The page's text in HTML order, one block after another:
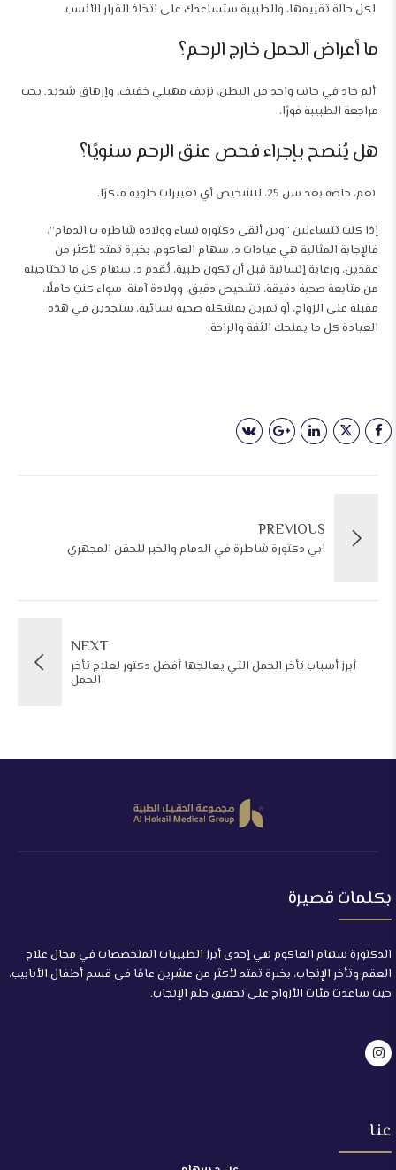
لكل حالة تقييمها، والطبيبة ستساعدك على اتخاذ القرار الأنسب.
ما أعراض الحمل خارج الرحم؟
ألم حاد في جانب واحد من البطن، نزيف مهبلي خفيف، وإرهاق شديد. يجب
مراجعة الطبيبة فورًا.
هل يُنصح بإجراء فحص عنق الرحم سنويًا؟
نعم، خاصة بعد سن 25، لتشخيص أي تغييرات خلوية مبكرًا.
إذا كنتِ تتساءلين “وين ألقى دكتوره نساء وولاده شاطره ب الدمام”،
فالإجابة المثالية هي عيادات د. سهام العاكوم، بخبرة تمتد لأكثر من
عقدين، ورعاية إنسانية قبل أن تكون طبية، تُقدم د. سهام كل ما تحتاجينه
من متابعة صحية دقيقة، تشخيص دقيق، وولادة آمنة. سواء كنتِ حاملًا،
مقبلة على الزواج، أو تمرين بمشكلة صحية نسائية، ستجدين في هذه
العيادة كل ما يمنحك الثقة والراحة.
PREVIOUS
ابي دكتورة شاطرة في الدمام والخبر للحقن المجهري
NEXT
أبرز أسباب تأخر الحمل التي يعالجها أفضل دكتور لعلاج تأخر
الحمل
بكلمات قصيرة
الدكتورة سهام العاكوم هي إحدى أبرز الطبيبات المتخصصات في مجال علاج
العقم وتأخر الإنجاب، بخبرة تمتد لأكثر من عشرين عامًا في قسم أطفال الأنابيب،
حيث ساعدت مئات الأزواج على تحقيق حلم الإنجاب.
عنا